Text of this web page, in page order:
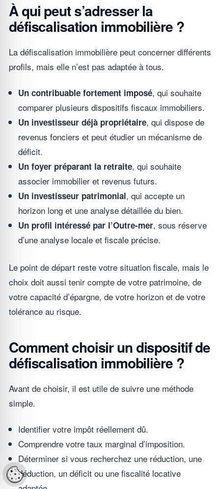
À qui peut s’adresser la
défiscalisation immobilière ?
La défiscalisation immobilière peut concerner différents
profils, mais elle n’est pas adaptée à tous.
Un contribuable fortement imposé, qui souhaite
comparer plusieurs dispositifs fiscaux immobiliers.
Un investisseur déjà propriétaire, qui dispose de
revenus fonciers et peut étudier un mécanisme de
déficit.
Un foyer préparant la retraite, qui souhaite
associer immobilier et revenus futurs.
Un investisseur patrimonial, qui accepte un
horizon long et une analyse détaillée du bien.
Un profil intéressé par l’Outre-mer, sous réserve
d’une analyse locale et fiscale précise.
Le point de départ reste votre situation fiscale, mais le
choix doit aussi tenir compte de votre patrimoine, de
votre capacité d’épargne, de votre horizon et de votre
tolérance au risque.
Comment choisir un dispositif de
défiscalisation immobilière ?
Avant de choisir, il est utile de suivre une méthode
simple.
Identifier votre impôt réellement dû.
Comprendre votre taux marginal d’imposition.
Déterminer si vous recherchez une réduction, une
déduction, un déficit ou une fiscalité locative
Réglages cookies